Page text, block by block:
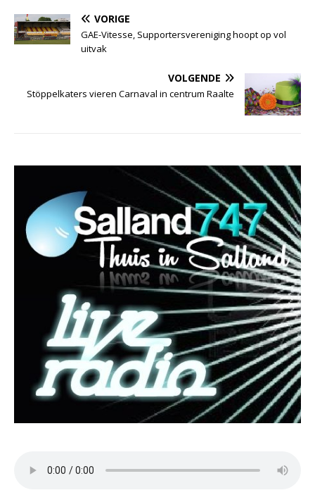
VORIGE
GAE-Vitesse, Supportersvereniging hoopt op vol
uitvak
VOLGENDE
Stöppelkaters vieren Carnaval in centrum Raalte